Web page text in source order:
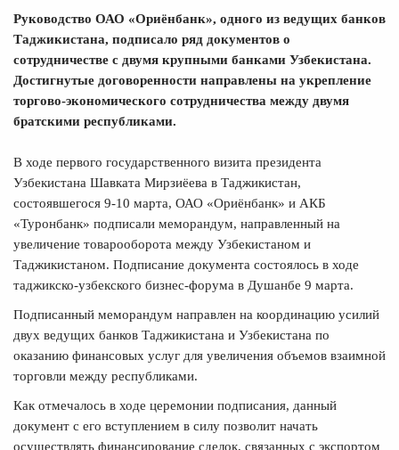
Руководство ОАО «Ориёнбанк», одного из ведущих банков
Таджикистана, подписало ряд документов о
сотрудничестве с двумя крупными банками Узбекистана.
Достигнутые договоренности направлены на укрепление
торгово-экономического сотрудничества между двумя
братскими республиками.
В ходе первого государственного визита президента
Узбекистана Шавката Мирзиёева в Таджикистан,
состоявшегося 9-10 марта, ОАО «Ориёнбанк» и АКБ
«Туронбанк» подписали меморандум, направленный на
увеличение товарооборота между Узбекистаном и
Таджикистаном. Подписание документа состоялось в ходе
таджикско-узбекского бизнес-форума в Душанбе 9 марта.
Подписанный меморандум направлен на координацию усилий
двух ведущих банков Таджикистана и Узбекистана по
оказанию финансовых услуг для увеличения объемов взаимной
торговли между республиками.
Как отмечалось в ходе церемонии подписания, данный
документ с его вступлением в силу позволит начать
осуществлять финансирование сделок, связанных с экспортом